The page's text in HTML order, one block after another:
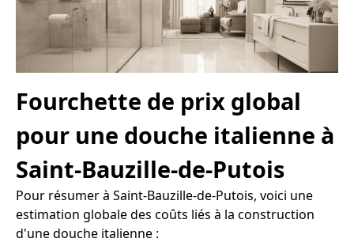
Fourchette de prix global
pour une douche italienne à
Saint-Bauzille-de-Putois
Pour résumer à Saint-Bauzille-de-Putois, voici une
estimation globale des coûts liés à la construction
d'une douche italienne :